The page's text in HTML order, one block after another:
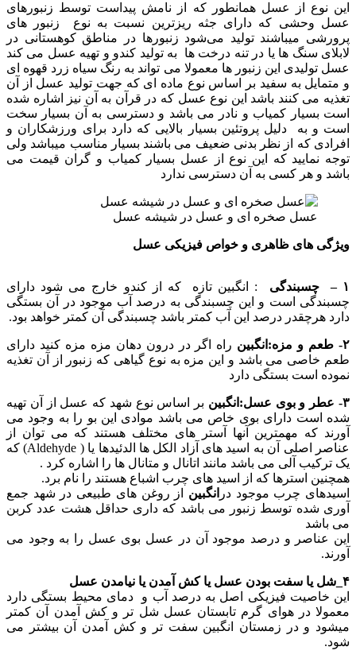
این نوع از عسل همانطور که از نامش پیداست توسط زنبورهای
عسل وحشی که دارای جثه ریزترین نسبت به نوع زنبور های
پرورشی میباشند تولید می‌شود زنبورها در مناطق کوهستانی در
لابلای سنگ ها یا در تنه درخت ها به تولید کندو و تهیه عسل می کند
عسل تولیدی این زنبور ها معمولا می تواند به رنگ سیاه زرد قهوه ای
و متمایل به سفید بر اساس نوع ماده ای که جهت تولید عسل از آن
تغذیه می کنند باشد این نوع عسل که در قرآن به آن نیز اشاره شده
است بسیار کمیاب و نادر می باشد و دسترسی به آن بسیار سخت
است و به دلیل پروتئین بسیار بالایی که دارد برای ورزشکاران و
افرادی که از نظر بدنی ضعیف می باشند بسیار مناسب میباشد ولی
توجه نمایید که این نوع از عسل بسیار کمیاب و گران قیمت می
باشد و هر کسی به آن دسترسی ندارد
عسل صخره ای و عسل در شیشه عسل
ویژگی های ظاهری و خواص فیزیکی عسل
۱ – چسبندگی
: انگبین تازه که از کندو خارج می شود دارای
چسبندگی است و این چسبندگی به درصد آب موجود در آن بستگی
دارد هرچقدر درصد این آب کمتر باشد چسبندگی آن کمتر خواهد بود.
۲- طعم و مزه:انگبین راه اگر در درون دهان مزه مزه کنید دارای
طعم خاصی می باشد و این مزه به نوع گیاهی که زنبور از آن تغذیه
نموده است بستگی دارد
۳- عطر و بوی عسل:انگبین
بر اساس نوع شهد که عسل از آن تهیه
شده است دارای بوی خاص می باشد موادی این بو را به وجود می
آورند که مهمترین آنها آستر های مختلف هستند که می توان از
عناصر اصلی آن به اسید های آزاد الکل ها الدئیدها یا ( Aldehyde) که
یک ترکیب آلی می باشد مانند اتانال و متانال ها را اشاره کرد .
همچنین استرها که از اسید های چرب اشباع هستند را نام برد.
اسیدهای چرب موجود در انگبین از روغن های طبیعی در شهد جمع
آوری شده توسط زنبور می باشد که داری حداقل هشت عدد کربن
می باشد
این عناصر و درصد موجود آن در عسل بوی عسل را به وجود می
آورند.
۴_شل یا سفت بودن عسل یا کش آمدن یا نیامدن عسل
این خاصیت فیزیکی اصل به درصد آب و دمای محیط بستگی دارد
معمولا در هوای گرم تابستان عسل شل تر و کش آمدن آن کمتر
میشود و در زمستان انگبین سفت تر و کش آمدن آن بیشتر می
شود.